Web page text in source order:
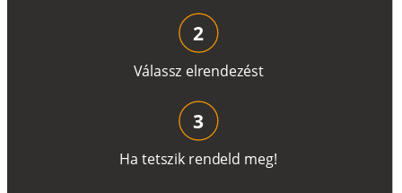
Válassz elrendezést
2
Ha tetszik rendeld meg!
3